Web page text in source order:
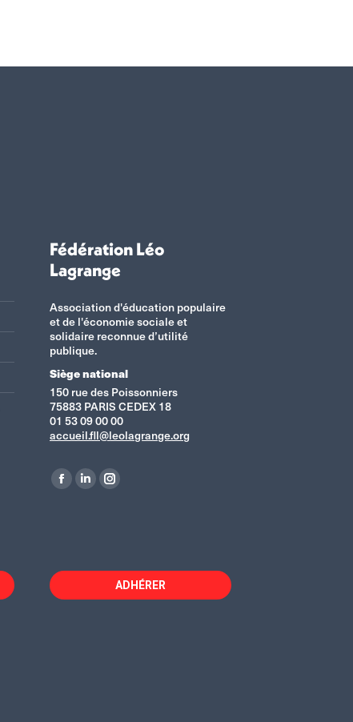
Fédération Léo
Lagrange
Association d'éducation populaire
et de l'économie sociale et
solidaire reconnue d’utilité
publique.
Siège national
150 rue des Poissonniers
75883 PARIS CEDEX 18
01 53 09 00 00
accueil.fll@leolagrange.org
Retrouvez-nous sur :
La
dans
La
dans
La
dans
une
ADHÉRER